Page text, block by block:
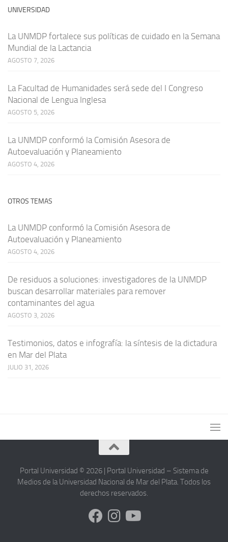
UNIVERSIDAD
La UNMDP fortalece sus políticas de cuidado en la Semana
Mundial de la Lactancia
AGOSTO 7, 2026
La Facultad de Humanidades será sede del I Congreso
Nacional de Lengua Inglesa
AGOSTO 5, 2026
La UNMDP conformó la Comisión Asesora de
Autoevaluación y Planeamiento
AGOSTO 4, 2026
OTROS TEMAS
La UNMDP conformó la Comisión Asesora de
Autoevaluación y Planeamiento
AGOSTO 4, 2026
De residuos a soluciones: investigadores de la UNMDP
buscan desarrollar materiales para remover
contaminantes del agua
AGOSTO 3, 2026
Testimonios, datos e infografía: la síntesis de la dictadura
en Mar del Plata
JULIO 31, 2026
Portal Universidad © 2026 | Portal Universidad – Sistema de
Medios de la Universidad Nacional de Mar del Plata. Todos los
derechos reservados.